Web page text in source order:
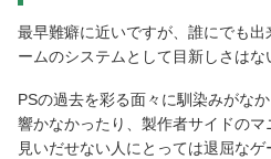
最早難癖に近いですが、誰にでも
ームのシステムとして目新しさはな
PSの過去を彩る面々に馴染みがな
響かなかったり、製作者サイドの
見いだせない人にとっては退屈なゲ